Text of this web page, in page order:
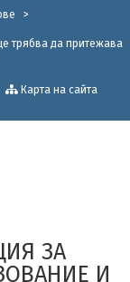
>
трябва да притежава
Карта на сайта
ЗА
И